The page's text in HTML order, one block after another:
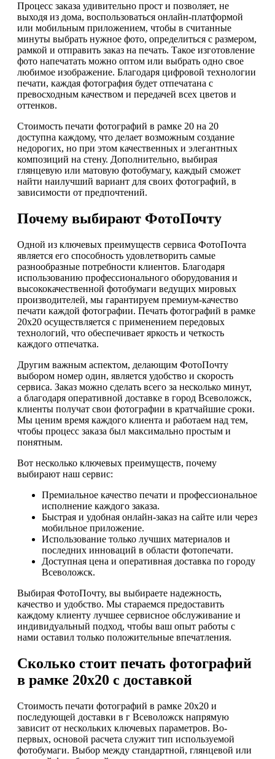
Процесс заказа удивительно прост и позволяет, не
выходя из дома, воспользоваться онлайн-платформой
или мобильным приложением, чтобы в считанные
минуты выбрать нужное фото, определиться с размером,
рамкой и отправить заказ на печать. Такое изготовление
фото напечатать можно оптом или выбрать одно свое
любимое изображение. Благодаря цифровой технологии
печати, каждая фотография будет отпечатана с
превосходным качеством и передачей всех цветов и
оттенков.
Стоимость печати фотографий в рамке 20 на 20
доступна каждому, что делает возможным создание
недорогих, но при этом качественных и элегантных
композиций на стену. Дополнительно, выбирая
глянцевую или матовую фотобумагу, каждый сможет
найти наилучший вариант для своих фотографий, в
зависимости от предпочтений.
Почему выбирают ФотоПочту
Одной из ключевых преимуществ сервиса ФотоПочта
является его способность удовлетворить самые
разнообразные потребности клиентов. Благодаря
использованию профессионального оборудования и
высококачественной фотобумаги ведущих мировых
производителей, мы гарантируем премиум-качество
печати каждой фотографии. Печать фотографий в рамке
20х20 осуществляется с применением передовых
технологий, что обеспечивает яркость и четкость
каждого отпечатка.
Другим важным аспектом, делающим ФотоПочту
выбором номер один, является удобство и скорость
сервиса. Заказ можно сделать всего за несколько минут,
а благодаря оперативной доставке в город Всеволожск,
клиенты получат свои фотографии в кратчайшие сроки.
Мы ценим время каждого клиента и работаем над тем,
чтобы процесс заказа был максимально простым и
понятным.
Вот несколько ключевых преимуществ, почему
выбирают наш сервис:
Премиальное качество печати и профессиональное
исполнение каждого заказа.
Быстрая и удобная онлайн-заказ на сайте или через
мобильное приложение.
Использование только лучших материалов и
последних инноваций в области фотопечати.
Доступная цена и оперативная доставка по городу
Всеволожск.
Выбирая ФотоПочту, вы выбираете надежность,
качество и удобство. Мы стараемся предоставить
каждому клиенту лучшее сервисное обслуживание и
индивидуальный подход, чтобы ваш опыт работы с
нами оставил только положительные впечатления.
Сколько стоит печать фотографий
в рамке 20х20 с доставкой
Стоимость печати фотографий в рамке 20х20 и
последующей доставки в г Всеволожск напрямую
зависит от нескольких ключевых параметров. Во-
первых, основой расчета служит тип используемой
фотобумаги. Выбор между стандартной, глянцевой или